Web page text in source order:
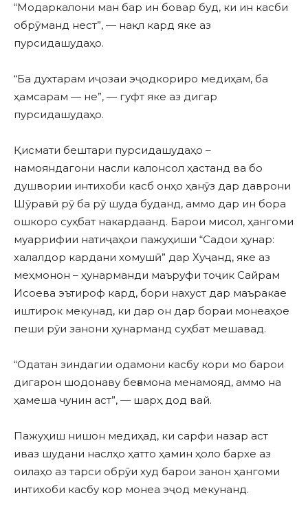
“Модаркалони ман бар ин бовар буд, ки ин касби
обрӯманд нест”, — нақл кард яке аз
пурсидашудаҳо.
“Ба духтарам иҷозаи эҷодкориро медиҳам, ба
ҳамсарам — не”, — гуфт яке аз дигар
пурсидашудаҳо.
Қисмати бештари пурсидашудаҳо –
намояндагони насли калонсол ҳастанд ва бо
душвории интихоби касб онҳо ҳанӯз дар даврони
Шӯравӣ рӯ ба рӯ шуда буданд, аммо дар ин бора
ошкоро суҳбат накардаанд. Барои мисол, ҳангоми
муаррифии натиҷаҳои пажуҳиши “Садои ҳунар:
халалдор кардани хомушӣ” дар Хуҷанд, яке аз
меҳмонон – ҳунарманди маъруфи тоҷик Сайрам
Исоева эътироф кард, бори нахуст дар маъракае
иштирок мекунад, ки дар он дар бораи монеаҳое
пеши рӯи занони ҳунарманд суҳбат мешавад.
“Одатан зиндагии одамони касбу кори мо барои
дигарон шодонаву беғамона менамояд, аммо на
ҳамеша чунин аст”, — шарҳ дод вай.
Пажуҳиш нишон медиҳад, ки сарфи назар аст
иваз шудани наслҳо ҳатто ҳамин ҳоло бархе аз
оилаҳо аз тарси обрӯи худ барои занон ҳангоми
интихоби касбу кор монеа эҷод мекунанд.